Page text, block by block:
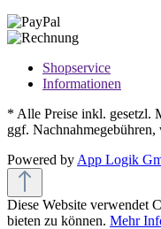
Shopservice
Informationen
* Alle Preise inkl. gesetzl.
ggf. Nachnahmegebühren,
Powered by App Logik
Diese Website verwendet
bieten zu können. Mehr